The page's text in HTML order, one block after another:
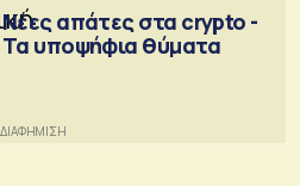
Νέες απάτες στα crypto -
Τα υποψήφια θύματα